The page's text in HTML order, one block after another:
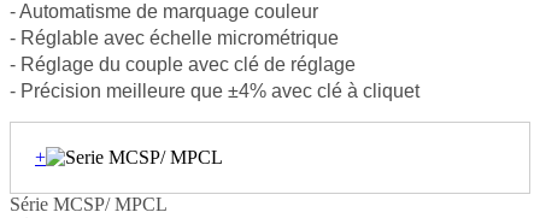
- Automatisme de marquage couleur
- Réglable avec échelle micrométrique
- Réglage du couple avec clé de réglage
- Précision meilleure que ±4% avec clé à cliquet
+
Série MCSP/ MPCL